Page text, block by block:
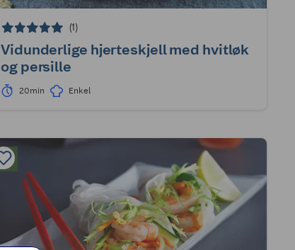
(1)
Vidunderlige hjerteskjell med hvitløk
og persille
20min Enkel